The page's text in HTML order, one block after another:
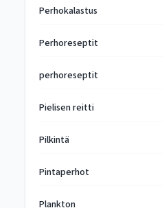
Perhokalastus
Perhoreseptit
perhoreseptit
Pielisen reitti
Pilkintä
Pintaperhot
Plankton